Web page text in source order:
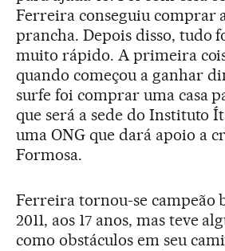
Ferreira conseguiu comprar
prancha. Depois disso, tudo
muito rápido. A primeira
quando começou a ganhar
surfe foi comprar uma casa
que será a sede do Instituto
uma ONG que dará apoio a
Formosa.
Ferreira tornou-se campeão
2011, aos 17 anos, mas teve
como obstáculos em seu